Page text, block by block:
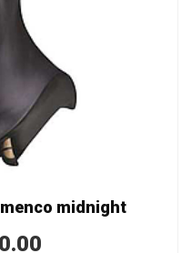
midnight